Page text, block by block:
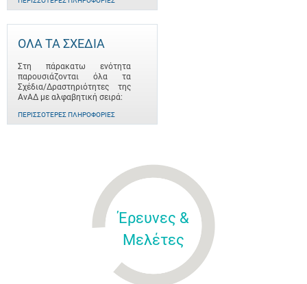
ΟΛΑ ΤΑ ΣΧΕΔΙΑ
Στη πάρακατω ενότητα
παρουσιάζονται όλα τα
Σχέδια/Δραστηριότητες της
ΑνΑΔ με αλφαβητική σειρά:
ΠΕΡΙΣΣΌΤΕΡΕΣ ΠΛΗΡΟΦΟΡΊΕΣ
Έρευνες &
Μελέτες